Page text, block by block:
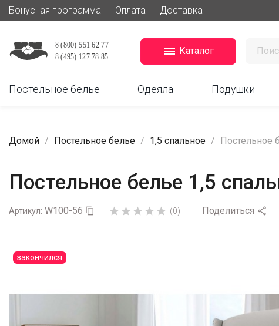
Бонусная программа Оплата Доставка
 Каталог
Постельное белье Одеяла Подушки
Домой Постельное белье 1,5 спальное Постельное
Постельное белье 1,5
Артикул: W100-56       (0) Поделиться 
закончился